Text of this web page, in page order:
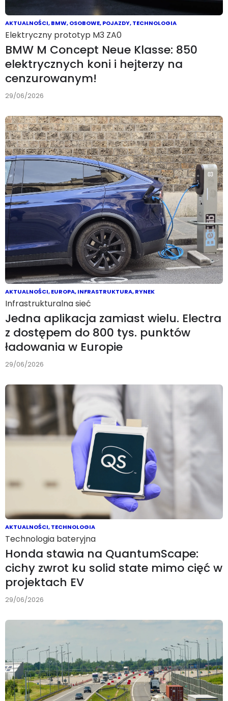
AKTUALNOŚCI,BMW,OSOBOWE,POJAZDY,TECHNOLOGIA
Elektryczny prototyp M3 ZA0
BMW M Concept Neue Klasse: 850
elektrycznych koni i hejterzy na
cenzurowanym!
29/06/2026
AKTUALNOŚCI,EUROPA,INFRASTRUKTURA,RYNEK
Infrastrukturalna sieć
Jedna aplikacja zamiast wielu. Electra
z dostępem do 800 tys. punktów
ładowania w Europie
29/06/2026
AKTUALNOŚCI,TECHNOLOGIA
Technologia bateryjna
Honda stawia na QuantumScape:
cichy zwrot ku solid state mimo cięć w
projektach EV
29/06/2026